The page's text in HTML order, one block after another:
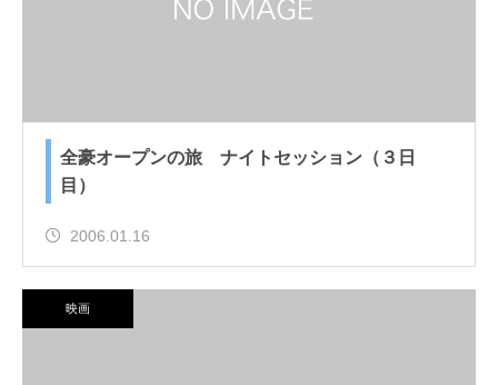
全豪オープンの旅 ナイトセッション（３日
目）
2006.01.16
映画